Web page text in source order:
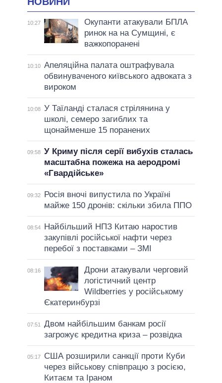
10:27
Окупанти атакували БПЛА
ринок на на Сумщині, є
важкопоранені
10:10 Апеляційна палата оштрафувала
обвинуваченого київського адвоката з
вироком
10:08 У Таїланді сталася стрілянина у
школі, семеро загиблих та
щонайменше 15 поранених
09:58 У Криму після серії вибухів сталась
масштабна пожежа на аеродромі
«Гвардійське»
09:32
Росія вночі випустила по Україні
майже 150 дронів: скільки збила ППО
08:54
Найбільший НПЗ Китаю наростив
закупівлі російської нафти через
перебої з поставками – ЗМІ
08:16
Дрони атакували черговий
логістичний центр
Wildberries у російському
Єкатеринбурзі
07:51
Двом найбільшим банкам росії
загрожує кредитна криза – розвідка
05:17
США розширили санкції проти Куби
через військову співпрацю з росією,
Китаєм та Іраном